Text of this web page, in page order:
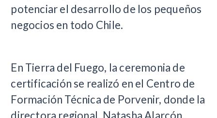
potenciar el desarrollo de los pequeños
negocios en todo Chile.
En Tierra del Fuego, la ceremonia de
certificación se realizó en el Centro de
Formación Técnica de Porvenir, donde la
directora regional, Natasha Alarcón,